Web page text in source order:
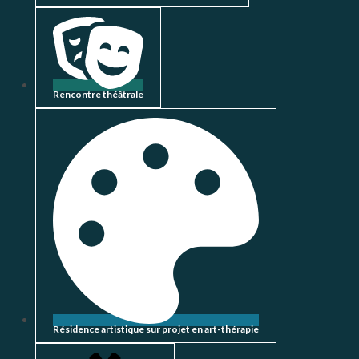
Rencontre théâtrale
Résidence artistique sur projet en art-thérapie